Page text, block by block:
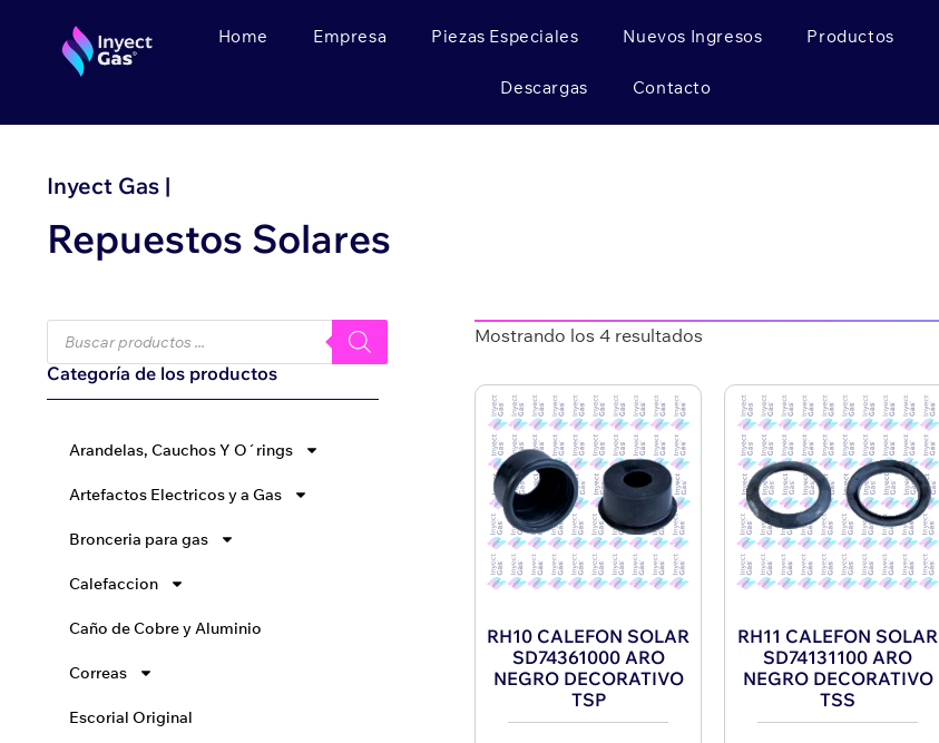
Home Empresa Piezas Especiales Nuevos Ingresos Productos
Descargas Contacto
Inyect Gas |
Repuestos Solares
Categoría de los productos
Arandelas, Cauchos Y O´rings
Artefactos Electricos y a Gas
Bronceria para gas
Calefaccion
Caño de Cobre y Aluminio
Correas
Escorial Original
Mostrando los 4 resultados
RH10 CALEFON SOLAR
SD74361000 ARO
NEGRO DECORATIVO
TSP
RH11 CALEFON SOLAR
SD74131100 ARO
NEGRO DECORATIVO
TSS